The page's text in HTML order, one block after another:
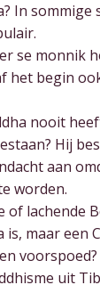
In
se monnik
het begin
nooit
Hij
aan
worden.
of lachende
is, maar een
voorspoed?
uit